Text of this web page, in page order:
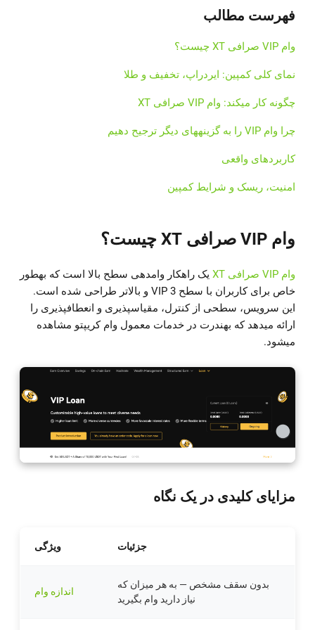
فهرست مطالب
وام VIP صرافی XT چیست؟
نمای کلی کمپین: ایردراپ، تخفیف و طلا
چگونه کار میکند: وام VIP صرافی XT
چرا وام VIP را به گزینههای دیگر ترجیح دهیم
کاربردهای واقعی
امنیت، ریسک و شرایط کمپین
وام VIP صرافی XT چیست؟
وام VIP صرافی XT
یک راهکار وامدهی سطح بالا است که بهطور
خاص برای کاربران با سطح VIP 3 و بالاتر طراحی شده است.
این سرویس، سطحی از کنترل، مقیاسپذیری و انعطافپذیری را
ارائه میدهد که بهندرت در خدمات معمول وام کریپتو مشاهده
میشود.
مزایای کلیدی در یک نگاه
جزئیات ویژگی
بدون سقف مشخص — به هر میزان که
نیاز دارید وام بگیرید
اندازه وام